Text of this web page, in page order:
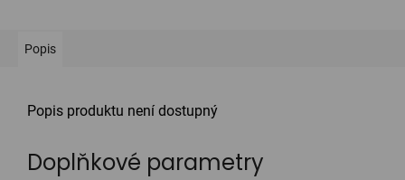
Popis
Popis produktu není dostupný
Doplňkové parametry